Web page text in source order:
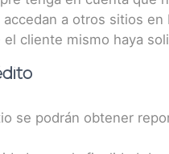
a otros sitios
cliente mismo haya
se podrán obtener